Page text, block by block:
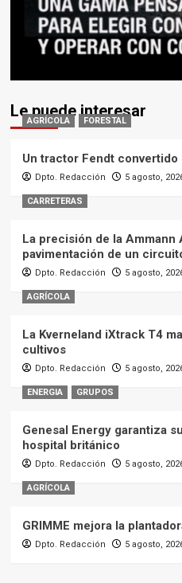
Le puede interesar
AGRÍCOLA FORESTAL
Un tractor Fendt
Dpto. Redacción 5 agosto,
CARRETERAS
La precisión de la Ammann
pavimentación de un
Dpto. Redacción 5 agosto,
AGRÍCOLA
La Kverneland iXtrack T4
cultivos
Dpto. Redacción 5 agosto,
ENERGIA GRUPOS
Genesal Energy garantiza
hospital británico
Dpto. Redacción 5 agosto,
AGRÍCOLA
GRIMME mejora la
Dpto. Redacción 5 agosto,